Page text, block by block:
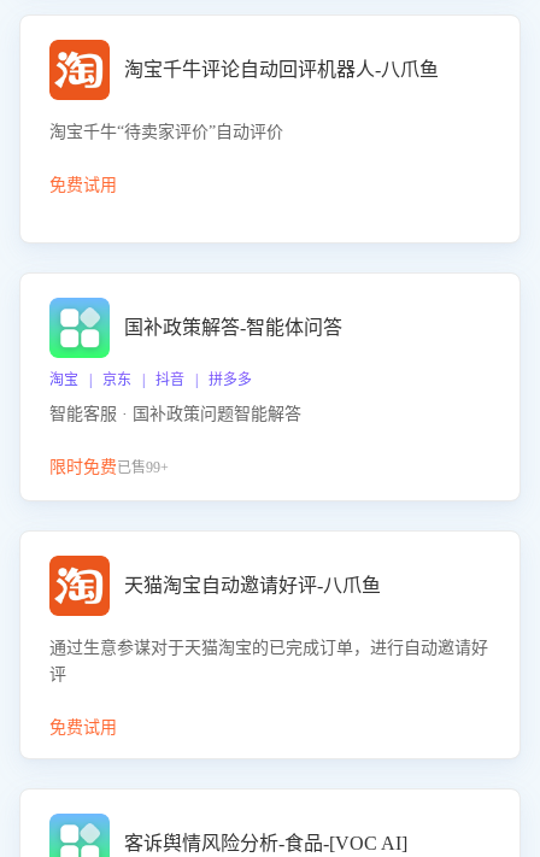
淘宝千牛评论自动回评机器人-八爪鱼
淘宝千牛“待卖家评价”自动评价
免费试用
国补政策解答-智能体问答
淘宝 | 京东 | 抖音 | 拼多多
智能客服 · 国补政策问题智能解答
限时免费已售99+
天猫淘宝自动邀请好评-八爪鱼
通过生意参谋对于天猫淘宝的已完成订单，进行自动邀请好
评
免费试用
客诉舆情风险分析-食品-[VOC AI]